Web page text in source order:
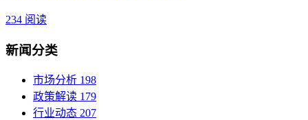
234 阅读
新闻分类
市场分析 198
政策解读 179
行业动态 207